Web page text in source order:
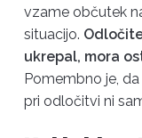
vzame občutek
situacijo.
ukrepal, mora
Pomembno je,
pri odločitvi ni